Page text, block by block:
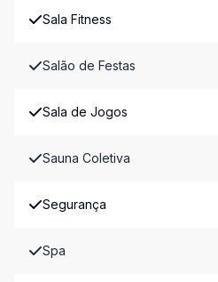
Sala Fitness
Salão de Festas
Sala de Jogos
Sauna Coletiva
Segurança
Spa